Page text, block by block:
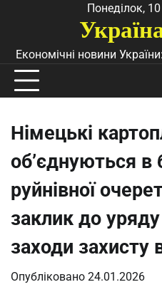
Понеділок,
Економічні новини
Німецькі
об’єднуються в
руйнівної
заклик до
заходи
Опубліковано 24.01.2026